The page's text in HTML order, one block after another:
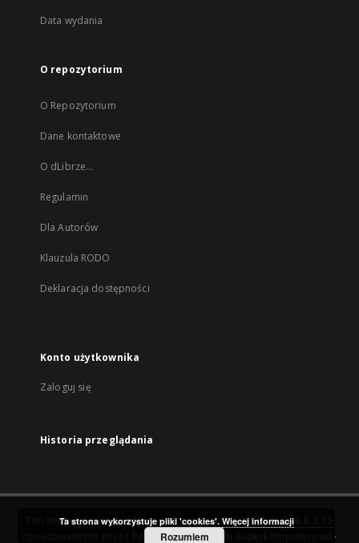
Data wydania
O repozytorium
O Repozytorium
Dane kontaktowe
O dLibrze...
Regulamin
Dla Autorów
Klauzula RODO
Deklaracja dostępności
Konto użytkownika
Zaloguj się
Historia przeglądania
Ten serwis działa dzięki oprogramowaniuDInGO dLibra 6.3.15
Poznańskie Centrum Superkomputerowo-
Ta strona wykorzystuje pliki 'cookies'. Więcej informacji
Rozumiem